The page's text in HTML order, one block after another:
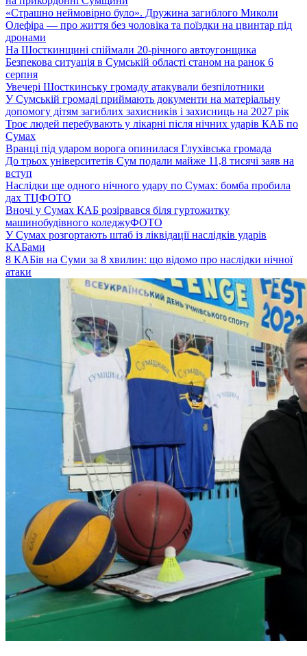
«Страшно неймовірно було». Дружина загиблого Миколи
Олефіра — про життя без чоловіка та поїздки на цвинтар під
дронами
На Шосткинщині спіймали 20-річного автоугонщика
Безпекова ситуація в Сумській області станом на ранок 6
серпня
Увечері Шосткинську громаду атакували безпілотники
У Сумській громаді приймають документи на матеріальну
допомогу дітям загиблих захисників і захисниць на 2027 рік
Троє людей перебувають у лікарні після нічних ударів КАБ по
Сумах
Вранці під ударом ворога опинилася Глухівська громада
До трьох університетів Сум подали майже 11,8 тисячі заяв на
вступ
Наслідки ще одного нічного удару по Сумах: бомба пробила
дах ТЦФОТО
Вночі у Сумах КАБ розірвався біля гуртожитку
машинобудівного коледжуФОТО
У Сумах розгортають штаб із ліквідації наслідків ударів
КАБами
8 КАБів на Суми за 8 хвилин: що відомо про наслідки нічної
атаки